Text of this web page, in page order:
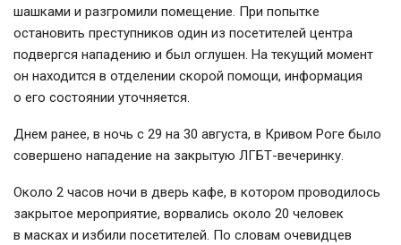
шашками и разгромили помещение. При попытке
остановить преступников один из посетителей центра
подвергся нападению и был оглушен. На текущий момент
он находится в отделении скорой помощи, информация
о его состоянии уточняется.
Днем ранее, в ночь с 29 на 30 августа, в Кривом Роге было
совершено нападение на закрытую ЛГБТ-вечеринку.
Около 2 часов ночи в дверь кафе, в котором проводилось
закрытое мероприятие, ворвались около 20 человек
в масках и избили посетителей. По словам очевидцев